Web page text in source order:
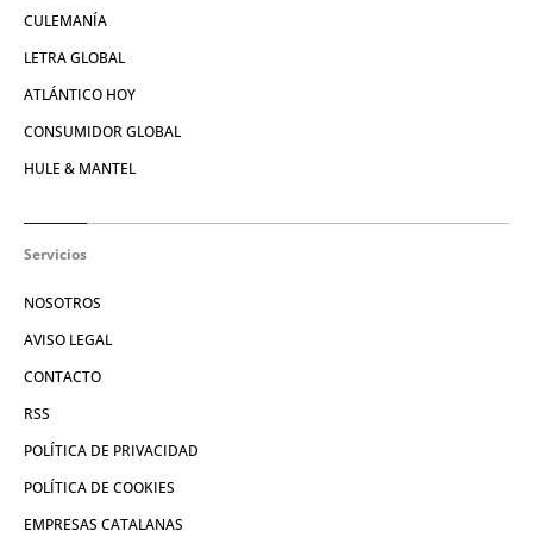
CULEMANÍA
LETRA GLOBAL
ATLÁNTICO HOY
CONSUMIDOR GLOBAL
HULE & MANTEL
Servicios
NOSOTROS
AVISO LEGAL
CONTACTO
RSS
POLÍTICA DE PRIVACIDAD
POLÍTICA DE COOKIES
EMPRESAS CATALANAS